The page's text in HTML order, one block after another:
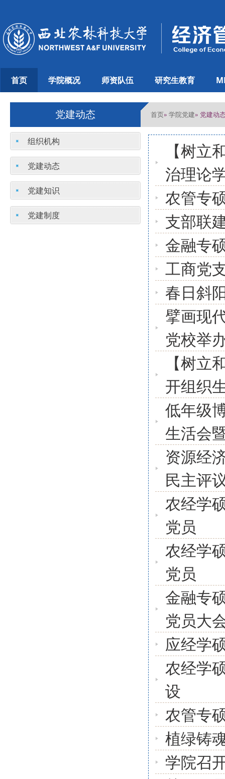
首页 学院概况 师资队伍 研究生教育
党建动态 首页» 学院党建» 党建动
组织机构
党建动态
党建知识
党建制度
【树
治理论
农管专
支部联
金融专
工商党
春日斜
擘画现
党校举
【树
开组织
低年级
生活会
资源经
民主评
农经学
党员
农经学
党员
金融专
党员大
应经学
农经学
设
农管专
植绿铸
学院召